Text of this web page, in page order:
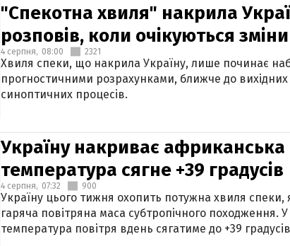
"Спекотна хвиля" накрила
розповів, коли очікуються зміни
4 серпня, 08:00 2321
Хвиля спеки, що накрила Україну, лише починає
прогностичними розрахунками, ближче до
синоптичних процесів.
Україну накриває африканська
температура сягне +39 градусів
4 серпня, 07:32 900
Україну цього тижня охопить потужна хвиля
гаряча повітряна маса субтропічного походження. У
температура повітря вдень сягатиме до +39